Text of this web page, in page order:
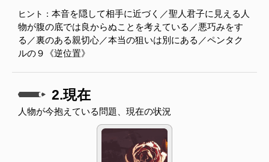
ヒント： 本音を隠して相手に近づく／聖人君子に見える人
物が腹の底では良からぬことを考えている／悪巧みをす
る／裏のある親切心／本当の狙いは別にある／ペンタク
ルの９《逆位置》
2.現在
人物が今抱えている問題、現在の状況